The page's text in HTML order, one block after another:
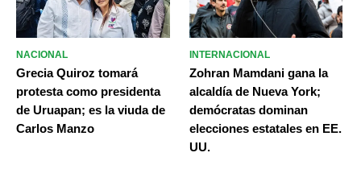
NACIONAL
Grecia Quiroz tomará
protesta como presidenta
de Uruapan; es la viuda de
Carlos Manzo
INTERNACIONAL
Zohran Mamdani gana la
alcaldía de Nueva York;
demócratas dominan
elecciones estatales en EE.
UU.